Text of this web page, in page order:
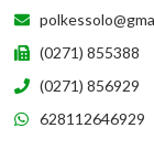
(0271) 855388
(0271) 856929
628112646929